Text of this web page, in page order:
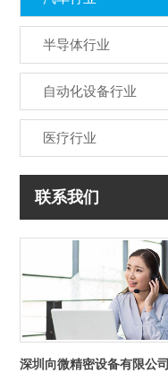
半导体行业
自动化设备行业
医疗行业
联系我们
深圳向微精密设备有限公司